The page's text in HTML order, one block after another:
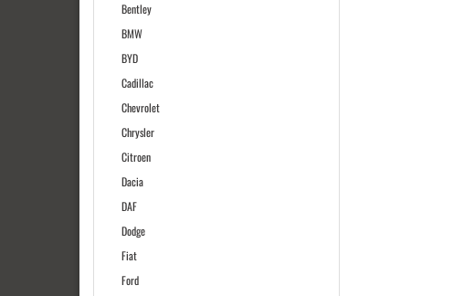
Bentley
BMW
BYD
Cadillac
Chevrolet
Chrysler
Citroen
Dacia
DAF
Dodge
Fiat
Ford